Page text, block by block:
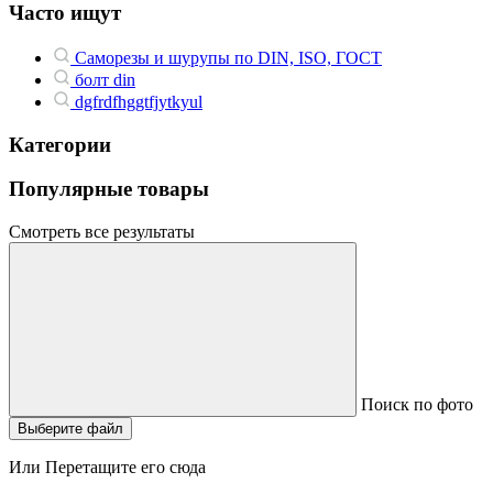
Часто ищут
Саморезы и шурупы по DIN, ISO, ГОСТ
болт din
dgfrdfhggtfjytkyul
Категории
Популярные товары
Смотреть все результаты
Поиск по фото
Выберите файл
Или Перетащите его сюда